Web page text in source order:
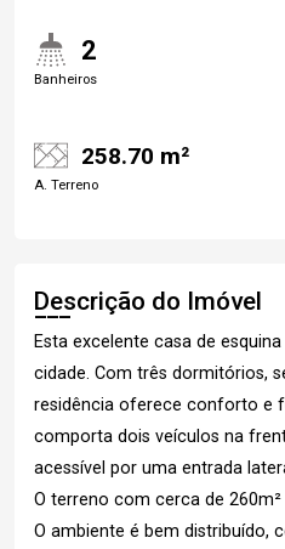
2
Banheiros
258.70 m²
A. Terreno
Descrição do Imóvel
Esta excelente casa de
cidade. Com três dormitórios,
residência oferece conforto e
comporta dois veículos na
acessível por uma entrada
O terreno com cerca de
O ambiente é bem distribuído,